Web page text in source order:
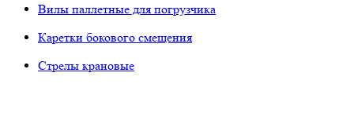
Вилы паллетные для погрузчика
Каретки бокового смещения
Стрелы крановые